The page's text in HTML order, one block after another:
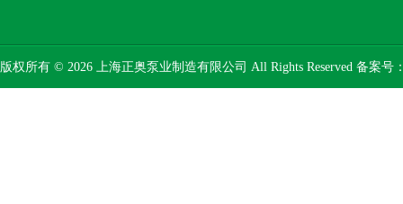
版权所有 © 2026 上海正奥泵业制造有限公司 All Rights Reserved 备案号